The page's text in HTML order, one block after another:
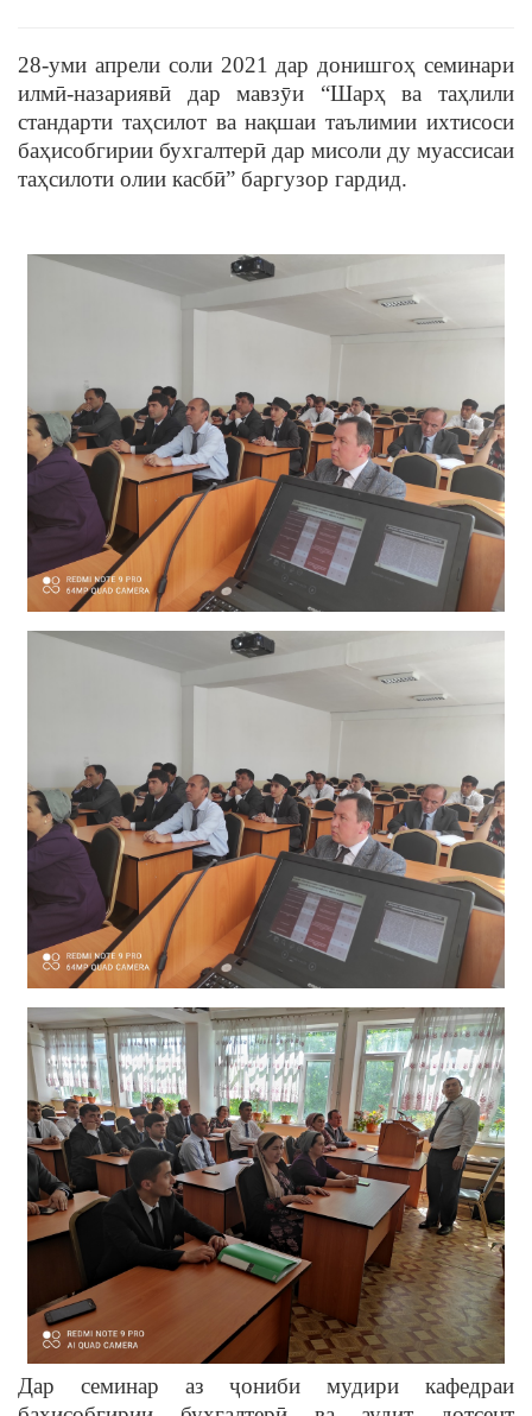
28-уми апрели соли 2021 дар донишгоҳ семинари
илмӣ-назариявӣ дар мавзӯи “Шарҳ ва таҳлили
стандарти таҳсилот ва нақшаи таълимии ихтисоси
баҳисобгирии бухгалтерӣ дар мисоли ду муассисаи
таҳсилоти олии касбӣ” баргузор гардид.
Дар семинар аз ҷониби мудири кафедраи